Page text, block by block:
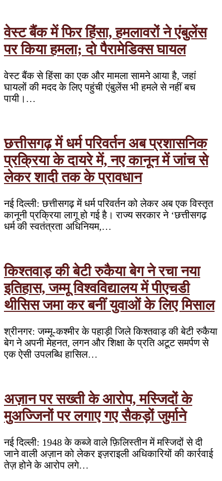
वेस्ट बैंक में फिर हिंसा, हमलावरों ने एंबुलेंस
पर किया हमला; दो पैरामेडिक्स घायल
वेस्ट बैंक से हिंसा का एक और मामला सामने आया है, जहां
घायलों की मदद के लिए पहुंची एंबुलेंस भी हमले से नहीं बच
पायी।…
छत्तीसगढ़ में धर्म परिवर्तन अब प्रशासनिक
प्रक्रिया के दायरे में, नए कानून में जांच से
लेकर शादी तक के प्रावधान
नई दिल्ली: छत्तीसगढ़ में धर्म परिवर्तन को लेकर अब एक विस्तृत
कानूनी प्रक्रिया लागू हो गई है। राज्य सरकार ने ‘छत्तीसगढ़
धर्म की स्वतंत्रता अधिनियम,…
किश्तवाड़ की बेटी रुकैया बेग ने रचा नया
इतिहास, जम्मू विश्वविद्यालय में पीएचडी
थीसिस जमा कर बनीं युवाओं के लिए मिसाल
श्रीनगर: जम्मू-कश्मीर के पहाड़ी जिले किश्तवाड़ की बेटी रुकैया
बेग ने अपनी मेहनत, लगन और शिक्षा के प्रति अटूट समर्पण से
एक ऐसी उपलब्धि हासिल…
अज़ान पर सख्ती के आरोप, मस्जिदों के
मुअज्जिनों पर लगाए गए सैकड़ों जुर्माने
नई दिल्ली: 1948 के कब्जे वाले फ़िलिस्तीन में मस्जिदों से दी
जाने वाली अज़ान को लेकर इज़राइली अधिकारियों की कार्रवाई
तेज़ होने के आरोप लगे…